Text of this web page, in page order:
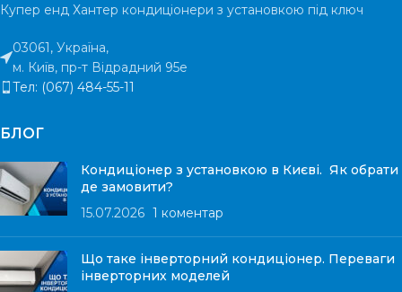
Купер енд Хантер кондиціонери з установкою під ключ
03061, Україна,
м. Київ, пр-т Відрадний 95е
Тел: (067) 484-55-11
БЛОГ
Кондиціонер з установкою в Києві. Як обрати
де замовити?
15.07.2026 1 коментар
Що таке інверторний кондиціонер. Переваги
інверторних моделей